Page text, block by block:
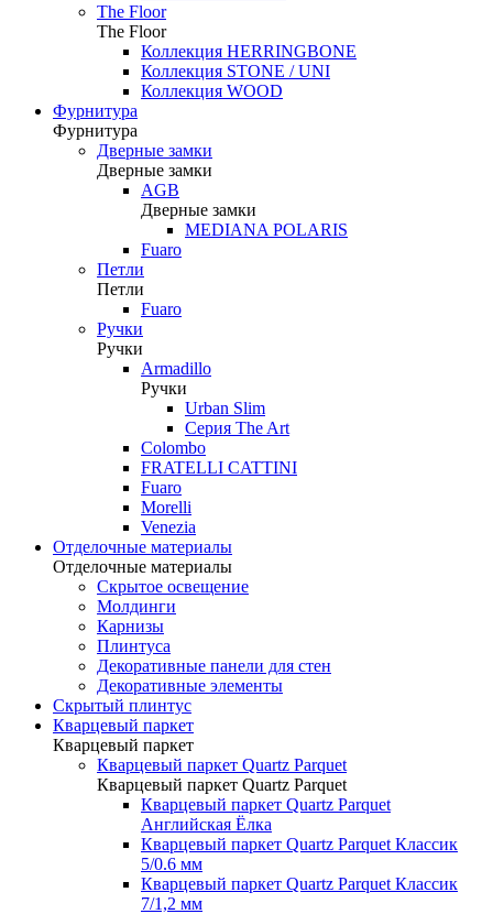
The Floor
The Floor
Коллекция HERRINGBONE
Коллекция STONE / UNI
Коллекция WOOD
Фурнитура
Фурнитура
Дверные замки
Дверные замки
AGB
Дверные замки
MEDIANA POLARIS
Fuaro
Петли
Петли
Fuaro
Ручки
Ручки
Armadillo
Ручки
Urban Slim
Серия The Art
Colombo
FRATELLI CATTINI
Fuaro
Morelli
Venezia
Отделочные материалы
Отделочные материалы
Скрытое освещение
Молдинги
Карнизы
Плинтуса
Декоративные панели для стен
Декоративные элементы
Скрытый плинтус
Кварцевый паркет
Кварцевый паркет
Кварцевый паркет Quartz Parquet
Кварцевый паркет Quartz Parquet
Кварцевый паркет Quartz Parquet
Английская Ёлка
Кварцевый паркет Quartz Parquet Классик
5/0.6 мм
Кварцевый паркет Quartz Parquet Классик
7/1,2 мм